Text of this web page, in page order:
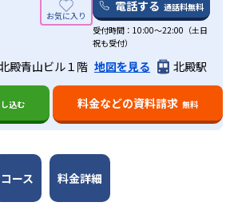
電話する 通話料無料
受付時間：10:00〜22:00（土日
祝も受付）
殿青山ビル１階 地図を見る 北殿駅
込む 料金などの資料請求 無料
コース 料金詳細